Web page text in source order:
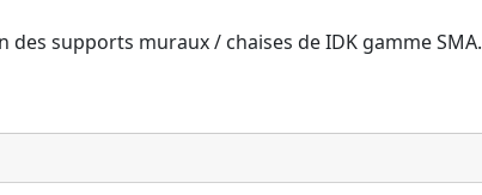
des supports muraux / chaises de IDK gamme SMA.